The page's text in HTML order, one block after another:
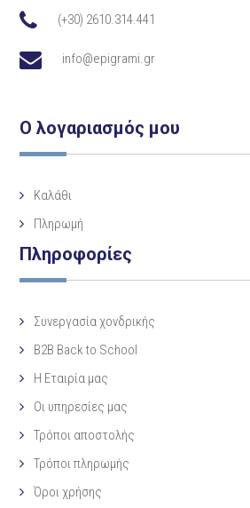
(+30) 2610.314.441
info@epigrami.gr
Ο λογαριασμός μου
Καλάθι
Πληρωμή
Πληροφορίες
Συνεργασία χονδρικής
B2B Back to School
Η Eταιρία μας
Οι υπηρεσίες μας
Τρόποι αποστολής
Τρόποι πληρωμής
Όροι χρήσης